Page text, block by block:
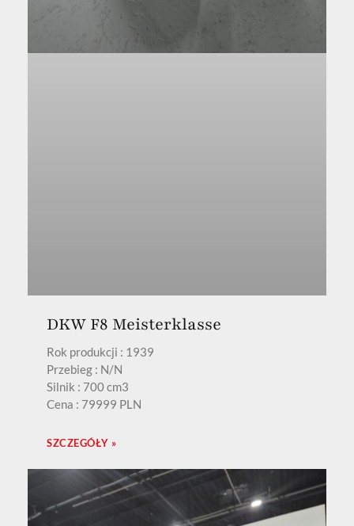
DKW F8 Meisterklasse
Rok produkcji : 1939
Przebieg : N/N
Silnik : 700 cm3
Cena : 79999 PLN
SZCZEGÓŁY »